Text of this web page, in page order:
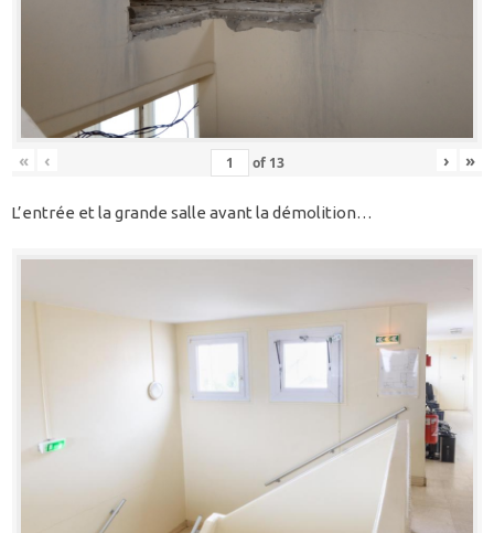
« ‹ of 13 › »
L’entrée et la grande salle avant la démolition…